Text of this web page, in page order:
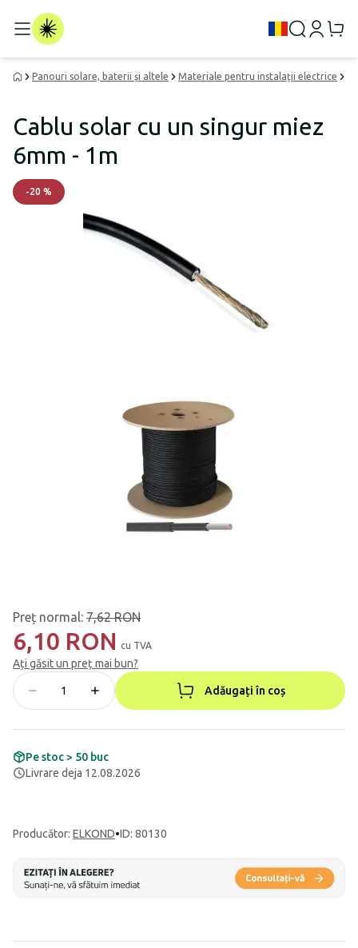
Panouri solare, baterii și altele Materiale pentru instalații electrice
Cablu solar cu un singur miez
6mm - 1m
-20 %
Preț normal: 7,62 RON
6,10 RON cu TVA
Ați găsit un preț mai bun?
Adăugați în coș
Pe stoc > 50 buc
Livrare deja 12.08.2026
Producător: ELKOND•ID: 80130